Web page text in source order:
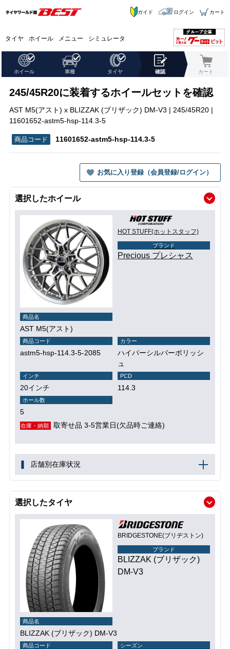
タイヤ ホイール メニュー シミュレータ
ガイド ログイン カート
ホイール 車種 タイヤ 確認 カート
245/45R20に装着するホイールセットを確認
AST M5(アスト) x BLIZZAK (ブリザック) DM-V3 | 245/45R20 |
11601652-astm5-hsp-114.3-5
11601652-astm5-hsp-114.3-5
お気に入り登録（会員登録/ログイン）
選択したホイール
HOT STUFF(ホットスタッフ)
ブランド
Precious プレシャス
商品名
AST M5(アスト)
商品コード
astm5-hsp-114.3-5-2085
カラー
ハイパーシルバーポリッシ
ュ
インチ
20インチ
PCD
114.3
ホール数
5
在庫・納期 取寄せ品 3-5営業日(欠品時ご連絡)
店舗別在庫状況
選択したタイヤ
BRIDGESTONE(ブリヂストン)
ブランド
BLIZZAK (ブリザック)
DM-V3
商品名
BLIZZAK (ブリザック) DM-V3
商品コード シーズン